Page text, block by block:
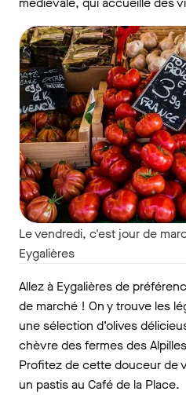
Le vendredi, c'est jour de
Eygalières
Allez à Eygalières de
de marché ! On y trouve les
une sélection d’olives
chèvre des fermes des
Profitez de cette douceur de
un pastis au Café de la Place.